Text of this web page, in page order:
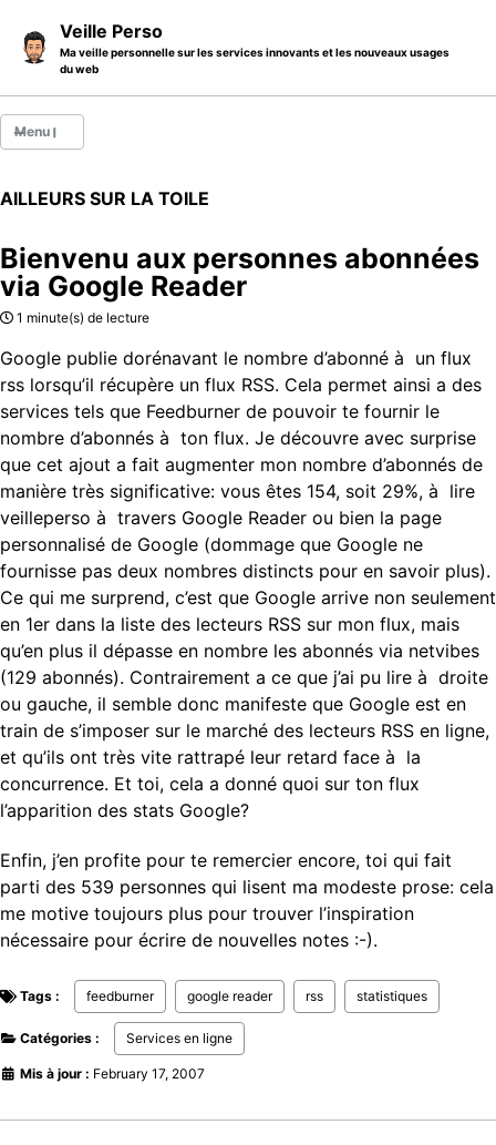
Veille Perso
Ma veille personnelle sur les services innovants et les nouveaux usages
du web
Menu
Catégories
A propos
AILLEURS SUR LA TOILE
Bienvenu aux personnes abonnées
via Google Reader
1 minute(s) de lecture
Google publie dorénavant le nombre d’abonné à un flux
rss lorsqu’il récupère un flux RSS. Cela permet ainsi a des
services tels que Feedburner de pouvoir te fournir le
nombre d’abonnés à ton flux. Je découvre avec surprise
que cet ajout a fait augmenter mon nombre d’abonnés de
manière très significative: vous êtes 154, soit 29%, à lire
veilleperso à travers Google Reader ou bien la page
personnalisé de Google (dommage que Google ne
fournisse pas deux nombres distincts pour en savoir plus).
Ce qui me surprend, c’est que Google arrive non seulement
en 1er dans la liste des lecteurs RSS sur mon flux, mais
qu’en plus il dépasse en nombre les abonnés via netvibes
(129 abonnés). Contrairement a ce que j’ai pu lire à droite
ou gauche, il semble donc manifeste que Google est en
train de s’imposer sur le marché des lecteurs RSS en ligne,
et qu’ils ont très vite rattrapé leur retard face à la
concurrence. Et toi, cela a donné quoi sur ton flux
l’apparition des stats Google?
Enfin, j’en profite pour te remercier encore, toi qui fait
parti des 539 personnes qui lisent ma modeste prose: cela
me motive toujours plus pour trouver l’inspiration
nécessaire pour écrire de nouvelles notes :-).
Tags : feedburner google reader rss statistiques
Catégories : Services en ligne
Mis à jour : February 17, 2007